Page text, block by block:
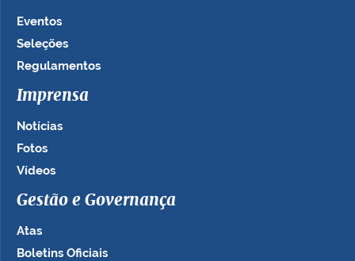
Eventos
Seleções
Regulamentos
Imprensa
Notícias
Fotos
Vídeos
Gestão e Governança
Atas
Boletins Oficiais